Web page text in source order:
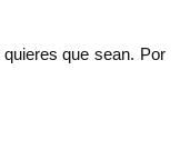
que sean. Por